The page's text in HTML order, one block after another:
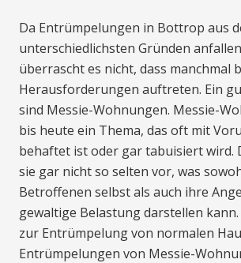
Da Entrümpelungen in Bottrop aus
unterschiedlichsten Gründen
überrascht es nicht, dass manchmal
Herausforderungen auftreten. Ein
sind Messie-Wohnungen. Messie-
bis heute ein Thema, das oft mit
behaftet ist oder gar tabuisiert wird.
sie gar nicht so selten vor, was
Betroffenen selbst als auch ihre
gewaltige Belastung darstellen kann.
zur Entrümpelung von normalen
Entrümpelungen von Messie-